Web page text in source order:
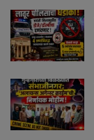
National
Educational
Health
World News